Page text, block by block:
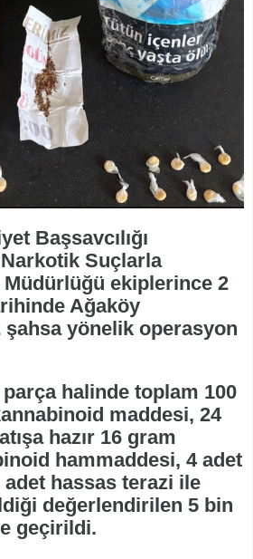
Başsavcılığı
Suçlarla
Müdürlüğü ekiplerince 2
Ağaköy
şahsa yönelik operasyon
halinde toplam 100
maddesi, 24
hazır 16 gram
hammaddesi, 4 adet
hassas terazi ile
değerlendirilen 5 bin
geçirildi.